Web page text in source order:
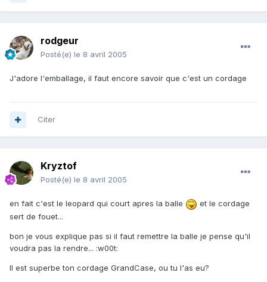
rodgeur
Posté(e) le 8 avril 2005
J'adore l'emballage, il faut encore savoir que c'est un cordage
Citer
Kryztof
Posté(e) le 8 avril 2005
en fait c'est le leopard qui court apres la balle
et le cordage
sert de fouet...
bon je vous explique pas si il faut remettre la balle je pense qu'il
voudra pas la rendre... :w00t:
Il est superbe ton cordage GrandCase, ou tu l'as eu?